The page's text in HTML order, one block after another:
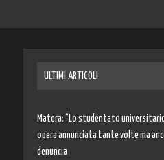
ULTIMI ARTICOLI
Matera: “Lo studentato
opera annunciata tante volte ma
denuncia